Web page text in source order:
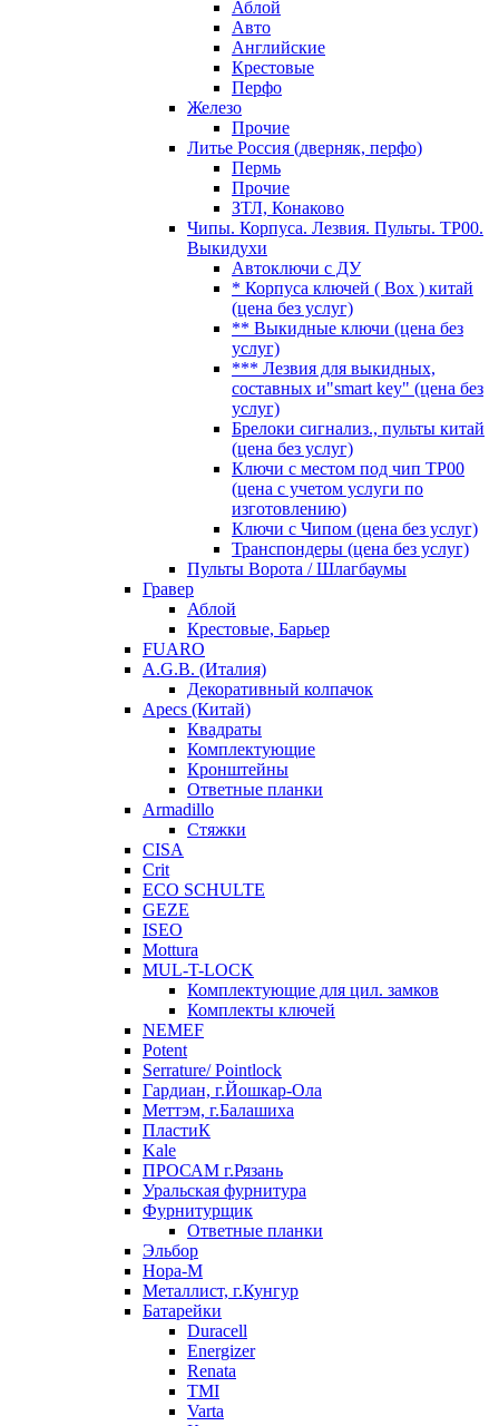
Аблой
Авто
Английские
Крестовые
Перфо
Железо
Прочие
Литье Россия (дверняк, перфо)
Пермь
Прочие
ЗТЛ, Конаково
Чипы. Корпуса. Лезвия. Пульты. TP00.
Выкидухи
Автоключи с ДУ
* Корпуса ключей ( Box ) китай
(цена без услуг)
** Выкидные ключи (цена без
услуг)
*** Лезвия для выкидных,
составных и"smart key" (цена без
услуг)
Брелоки сигнализ., пульты китай
(цена без услуг)
Ключи с местом под чип TP00
(цена с учетом услуги по
изготовлению)
Ключи с Чипом (цена без услуг)
Транспондеры (цена без услуг)
Пульты Ворота / Шлагбаумы
Гравер
Аблой
Крестовые, Барьер
FUARO
A.G.B. (Италия)
Декоративный колпачок
Apecs (Китай)
Квадраты
Комплектующие
Кронштейны
Ответные планки
Armadillo
Стяжки
CISA
Crit
ECO SCHULTE
GEZE
ISEO
Mottura
MUL-T-LOCK
Комплектующие для цил. замков
Комплекты ключей
NEMEF
Potent
Serrature/ Pointlock
Гардиан, г.Йошкар-Ола
Меттэм, г.Балашиха
ПластиК
Kale
ПРОСАМ г.Рязань
Уральская фурнитура
Фурнитурщик
Ответные планки
Эльбор
Нора-М
Металлист, г.Кунгур
Батарейки
Duracell
Energizer
Renata
TMI
Varta